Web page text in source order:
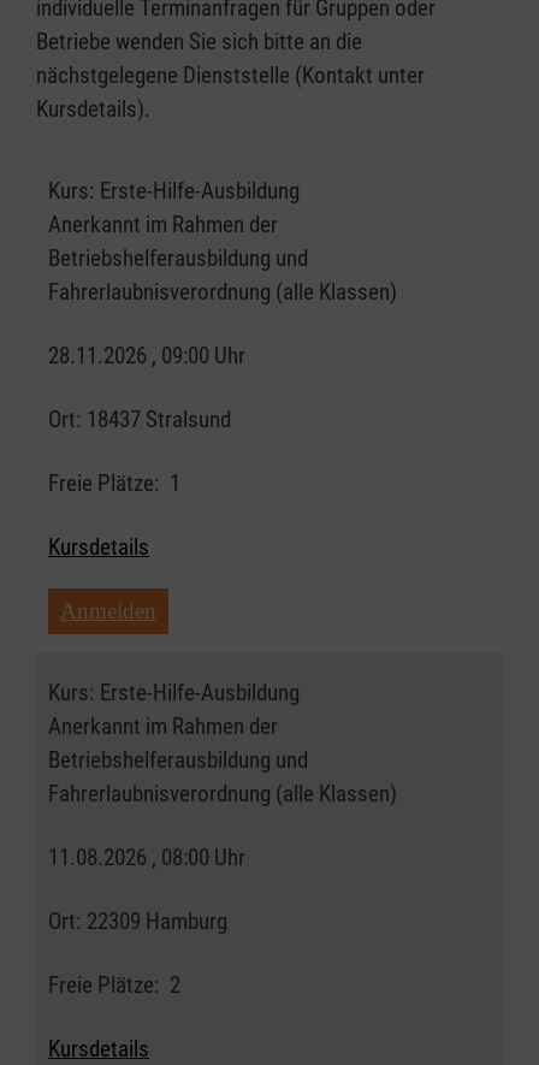
individuelle Terminanfragen für Gruppen oder
Betriebe wenden Sie sich bitte an die
nächstgelegene Dienststelle (Kontakt unter
Kursdetails).
Kurs: Erste-Hilfe-Ausbildung
Anerkannt im Rahmen der
Betriebshelferausbildung und
Fahrerlaubnisverordnung (alle Klassen)
28.11.2026 , 09:00 Uhr
Ort: 18437 Stralsund
Freie Plätze: 1
Kursdetails
Anmelden
Kurs: Erste-Hilfe-Ausbildung
Anerkannt im Rahmen der
Betriebshelferausbildung und
Fahrerlaubnisverordnung (alle Klassen)
11.08.2026 , 08:00 Uhr
Ort: 22309 Hamburg
Freie Plätze: 2
Kursdetails